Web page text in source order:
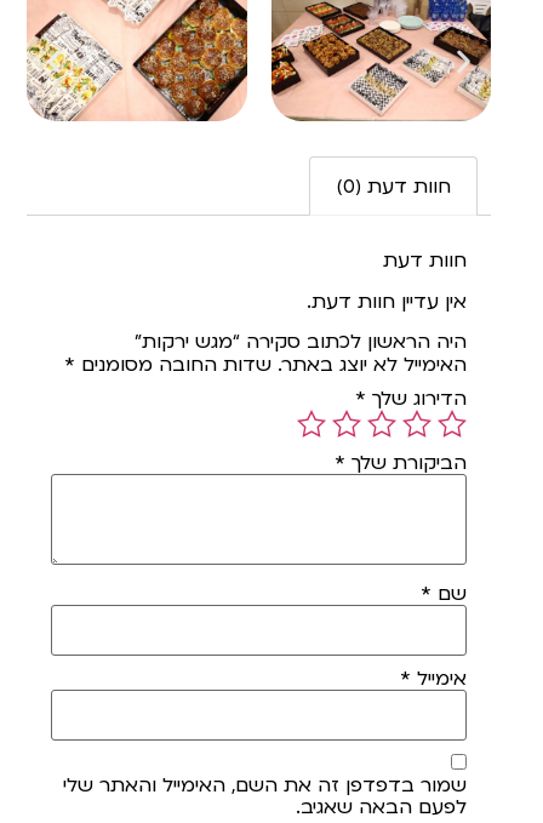
חוות דעת (0)
חוות דעת
אין עדיין חוות דעת.
היה הראשון לכתוב סקירה “מגש ירקות”
האימייל לא יוצג באתר. שדות החובה מסומנים *
הדירוג שלך *
הביקורת שלך *
שם *
אימייל *
שמור בדפדפן זה את השם, האימייל והאתר שלי
לפעם הבאה שאגיב.